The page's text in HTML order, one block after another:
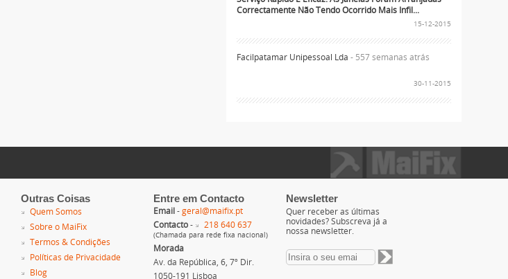
Correctamente Não Tendo Ocorrido Mais Infil...
15-12-2015
Facilpatamar Unipessoal Lda - 557 semanas atrás
30-11-2015
Outras Coisas
Quem Somos
Sobre o MaiFix
Termos & Condições
Políticas de Privacidade
Blog
Entre em Contacto
Email - geral@maifix.pt
Contacto- 218 640 637
(Chamada para rede fixa nacional)
Morada
Av. da República, 6, 7º Dir.
1050-191 Lisboa
Newsletter
Quer receber as últimas
novidades? Subscreva já a
nossa newsletter.